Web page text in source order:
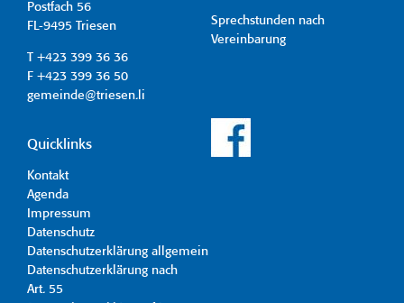
Postfach 56
FL-9495 Triesen
T +423 399 36 36
F +423 399 36 50
gemeinde@triesen.li
Sprechstunden nach
Vereinbarung
Quicklinks
Kontakt
Agenda
Impressum
Datenschutz
Datenschutzerklärung allgemein
Datenschutzerklärung nach
Art. 55